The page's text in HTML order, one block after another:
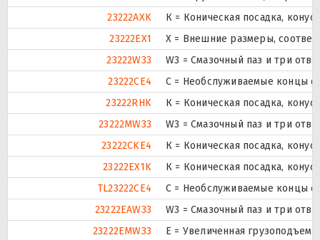
23222AXK
К = Коническая посадка,
23222EX1
X = Внешние размеры,
23222W33
W3 = Смазочный паз и три
23222CE4
С = Необслуживаемые концы
23222RHK
К = Коническая посадка,
23222MW33
W3 = Смазочный паз и три
23222CKE4
К = Коническая посадка,
23222EX1K
К = Коническая посадка,
TL23222CE4
С = Необслуживаемые концы
23222EAW33
W3 = Смазочный паз и три
23222EMW33
E = Увеличенная